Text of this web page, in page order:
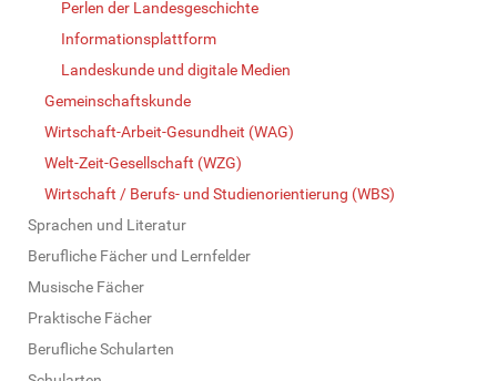
Perlen der Landesgeschichte
Informationsplattform
Landeskunde und digitale Medien
Gemeinschaftskunde
Wirtschaft-Arbeit-Gesundheit (WAG)
Welt-Zeit-Gesellschaft (WZG)
Wirtschaft / Berufs- und Studienorientierung (WBS)
Sprachen und Literatur
Berufliche Fächer und Lernfelder
Musische Fächer
Praktische Fächer
Berufliche Schularten